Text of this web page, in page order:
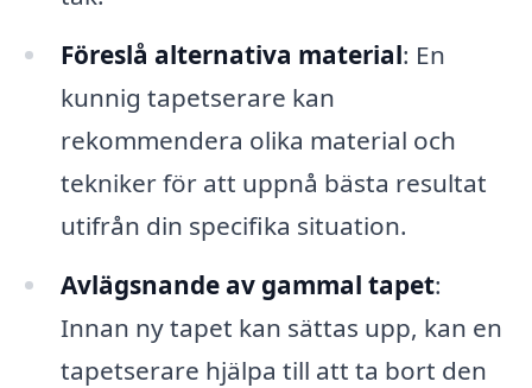
Föreslå alternativa material: En
kunnig tapetserare kan
rekommendera olika material och
tekniker för att uppnå bästa resultat
utifrån din specifika situation.
Avlägsnande av gammal tapet:
Innan ny tapet kan sättas upp, kan en
tapetserare hjälpa till att ta bort den